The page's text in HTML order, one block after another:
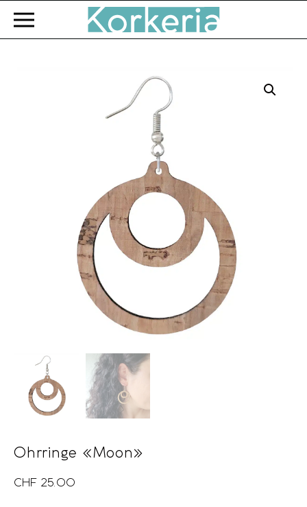
Zum Hauptinhalt springen
Ohrringe «Moon»
CHF 25.00